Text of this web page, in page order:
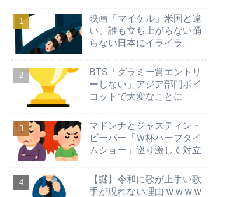
映画「マイケル」米国と違
い、誰も立ち上がらない踊
らない日本にイライラ
BTS「グラミー賞エントリ
ーしない」アジア部門ボイ
コットで大変なことに
マドンナとジャスティン・
ビーバー「Ｗ杯ハーフタイ
ムショー」巡り激しく対立
【謎】令和に歌が上手い歌
手が現れない理由 w w w w